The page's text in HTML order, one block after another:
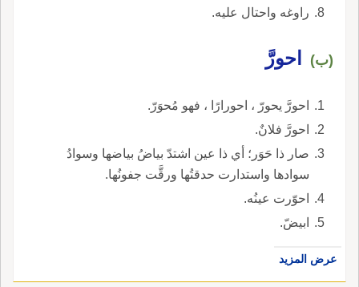
راوغه واحتال عليه.
(ب) احورَّ
احورَّ يحورّ ، احورارًا ، فهو مُحوَرّ.
احورَّ فلانٌ.
صار ذا حَوَر؛ أي ذا عين اشتدّ بياضُ بياضها وسوادُ
سوادها واستدارت حدقتُها ورقَّت جفونُها.
احوّرت عينُه.
ابيضّ.
عرض المزيد